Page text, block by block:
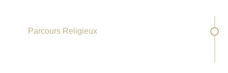
Parcours Religieux